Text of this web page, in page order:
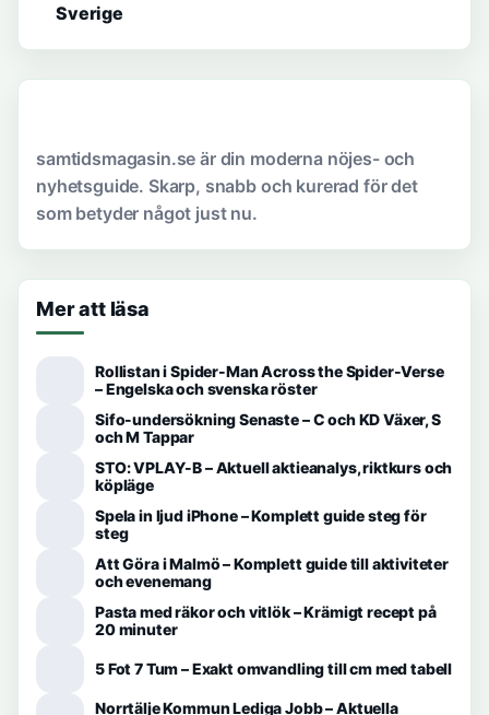
Sverige
samtidsmagasin.se är din moderna nöjes- och
nyhetsguide. Skarp, snabb och kurerad för det
som betyder något just nu.
Mer att läsa
Rollistan i Spider-Man Across the Spider-Verse
– Engelska och svenska röster
Sifo-undersökning Senaste – C och KD Växer, S
och M Tappar
STO: VPLAY-B – Aktuell aktieanalys, riktkurs och
köpläge
Spela in ljud iPhone – Komplett guide steg för
steg
Att Göra i Malmö – Komplett guide till aktiviteter
och evenemang
Pasta med räkor och vitlök – Krämigt recept på
20 minuter
5 Fot 7 Tum – Exakt omvandling till cm med tabell
Norrtälje Kommun Lediga Jobb – Aktuella